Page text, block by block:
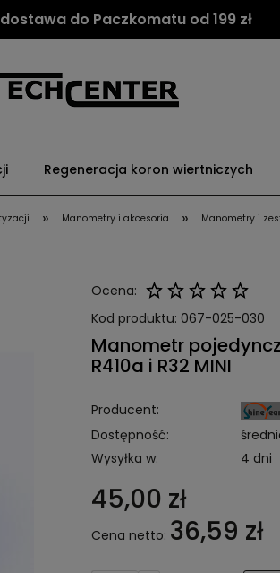
do Paczkomatu od 199 zł
Regeneracja koron wiertniczych
» Manometry i akcesoria » Manometry i
Ocena:
Kod produktu: 067-025-030
Manometr
R410a i R32 MINI
Producent:
Dostępność:
Wysyłka w:
4 dni
45,00 zł
Cena netto: 36,59 zł